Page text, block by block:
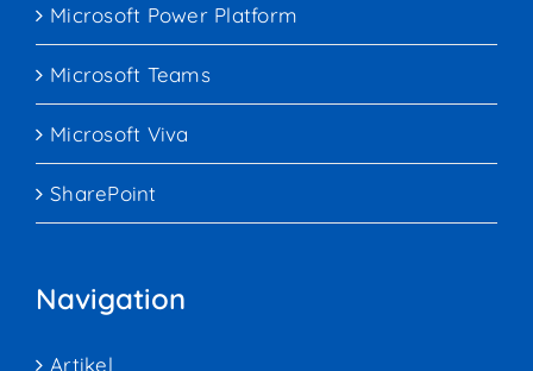
Microsoft Power Platform
Microsoft Teams
Microsoft Viva
SharePoint
Navigation
Artikel